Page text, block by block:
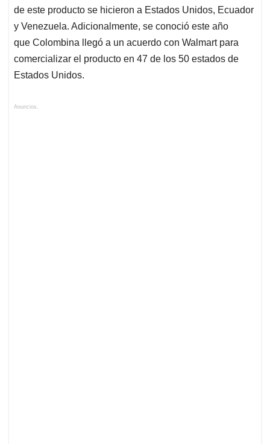
de este producto se hicieron a Estados Unidos, Ecuador
y Venezuela. Adicionalmente, se conoció este año
que Colombina llegó a un acuerdo con Walmart para
comercializar el producto en 47 de los 50 estados de
Estados Unidos.
Anuncios.